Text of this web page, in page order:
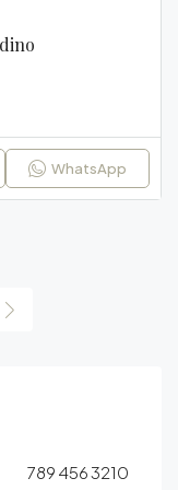
WhatsApp
789 456 3210